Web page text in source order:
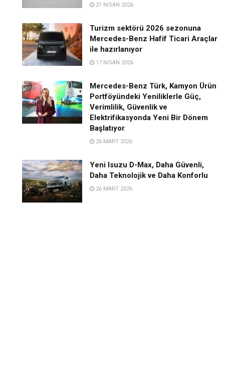
21 NISAN 2026
Turizm sektörü 2026 sezonuna
Mercedes-Benz Hafif Ticari Araçlar
ile hazırlanıyor
17 NISAN 2026
Mercedes-Benz Türk, Kamyon Ürün
Portföyündeki Yeniliklerle Güç,
Verimlilik, Güvenlik ve
Elektrifikasyonda Yeni Bir Dönem
Başlatıyor
26 MART 2026
Yeni Isuzu D-Max, Daha Güvenli,
Daha Teknolojik ve Daha Konforlu
26 MART 2026